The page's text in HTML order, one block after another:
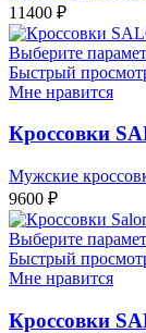
11400 ₽
Выберите
Быстрый
Мне нравится
Кроссовки
Мужские
9600 ₽
Выберите
Быстрый
Мне нравится
Кроссовки